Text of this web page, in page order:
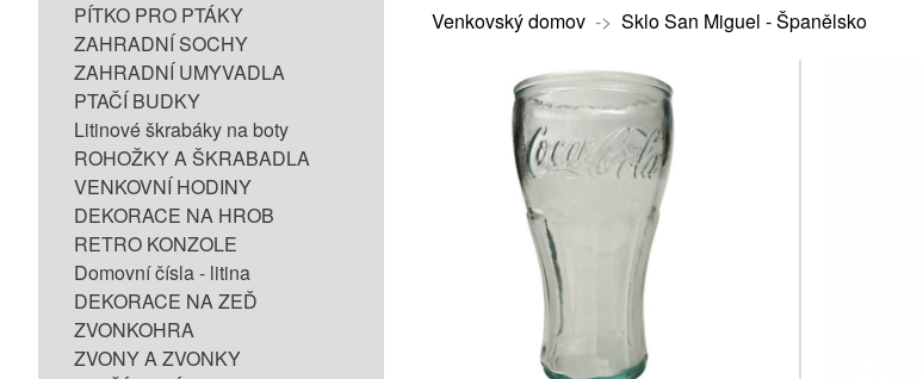
PÍTKO PRO PTÁKY
ZAHRADNÍ SOCHY
ZAHRADNÍ UMYVADLA
PTAČÍ BUDKY
Litinové škrabáky na boty
ROHOŽKY A ŠKRABADLA
VENKOVNÍ HODINY
DEKORACE NA HROB
RETRO KONZOLE
Domovní čísla - litina
DEKORACE NA ZEĎ
ZVONKOHRA
ZVONY A ZVONKY
Venkovský domov -> Sklo San Miguel - Španělsko